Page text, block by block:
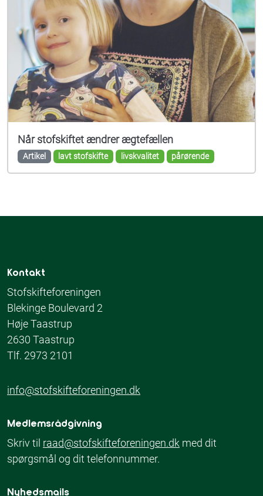
Når stofskiftet ændrer ægtefællen
Artikel lavt stofskifte livskvalitet pårørende
Kontakt
Stofskifteforeningen
Blekinge Boulevard 2
Høje Taastrup
2630 Taastrup
Tlf. 2973 2101
info@stofskifteforeningen.dk
Medlemsrådgivning
Skriv til raad@stofskifteforeningen.dk med dit
spørgsmål og dit telefonnummer.
Nyhedsmails